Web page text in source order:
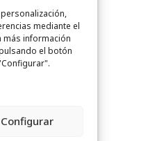
mediante el
más información
el botón
Configurar